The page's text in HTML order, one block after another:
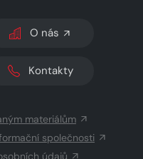
O nás
Kontakty
materiálům
společnosti
údajů